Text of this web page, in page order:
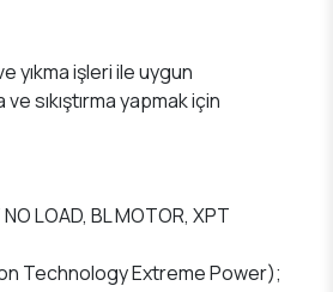
yıkma işleri ile uygun
sıkıştırma yapmak için
LOAD, BL MOTOR, XPT
Technology Extreme Power);